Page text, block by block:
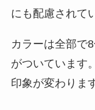
にも配慮されて
カラーは全部で
がついています
印象が変わりま